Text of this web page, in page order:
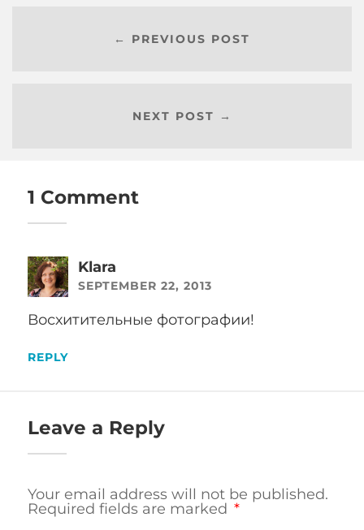
← PREVIOUS POST
NEXT POST →
1 Comment
Klara
SEPTEMBER 22, 2013
Восхитительные фотографии!
REPLY
Leave a Reply
Your email address will not be published.
Required fields are marked *